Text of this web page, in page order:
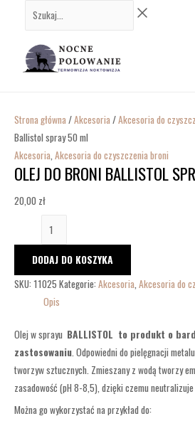
Szukaj...
Strona główna/Akcesoria/Akcesoria do
Ballistol spray 50 ml
Akcesoria, Akcesoria do czyszczenia broni
OLEJ DO BRONI BALLISTOL
20,00 zł
broni
50
ml
DODAJ DO KOSZYKA
SKU: 11025 Kategorie: Akcesoria, Akcesoria do
Opis
Olej w sprayu BALLISTOL to produkt o
zastosowaniu . Odpowiedni do pielęgnacji
tworzyw sztucznych. Zmieszany z wodą tworzy
zasadowość (pH 8-8,5), dzięki czemu neutralizuje
Można go wykorzystać na przykład do: